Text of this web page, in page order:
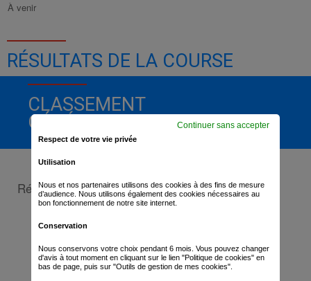
À venir
RÉSULTATS DE LA COURSE
CLASSEMENT
GÉNÉRAL
Résultats à venir
Respect de votre vie privée
Utilisation
Nous et nos partenaires utilisons des cookies à des fins de mesure
d’audience. Nous utilisons également des cookies nécessaires au
bon fonctionnement de notre site internet.
Conservation
Nous conservons votre choix pendant 6 mois. Vous pouvez changer
d'avis à tout moment en cliquant sur le lien "Politique de cookies" en
bas de page, puis sur "Outils de gestion de mes cookies".
Continuer sans accepter